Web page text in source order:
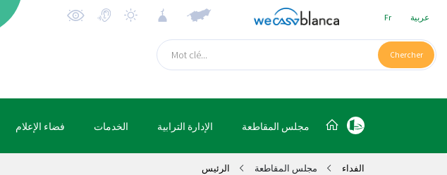
Fr عربية
Chercher
مجلس المقاطعة الإدارة الترابية الخدمات فضاء الإعلام
الفداء مجلس المقاطعة الرئيس